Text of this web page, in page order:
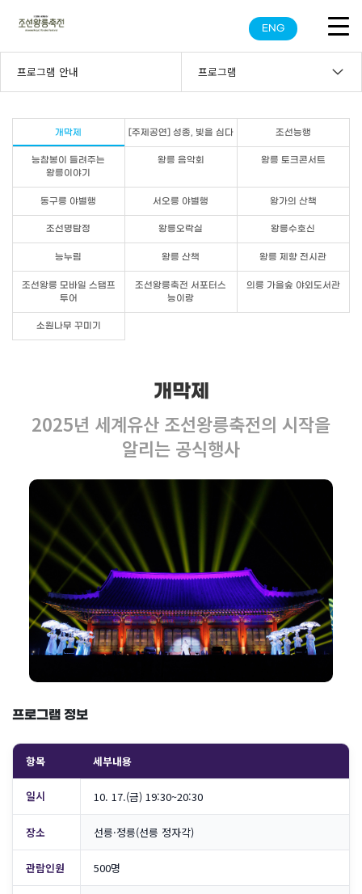
ENG
프로그램 안내 프로그램
개막제 [주제공연] 성종, 빛을 심다 조선능행
능참봉이 들려주는
왕릉이야기
왕릉 음악회 왕릉 토크콘서트
동구릉 야별행 서오릉 야별행 왕가의 산책
조선명탐정 왕릉오락실 왕릉수호신
능누림 왕릉 산책 왕릉 제향 전시관
조선왕릉 모바일 스탬프
투어
조선왕릉축전 서포터스
능이랑
의릉 가을숲 야외도서관
소원나무 꾸미기
개막제
2025년 세계유산 조선왕릉축전의 시작을
알리는 공식행사
프로그램 정보
항목 세부내용
일시 10. 17.(금) 19:30~20:30
장소 선릉·정릉(선릉 정자각)
관람인원 500명